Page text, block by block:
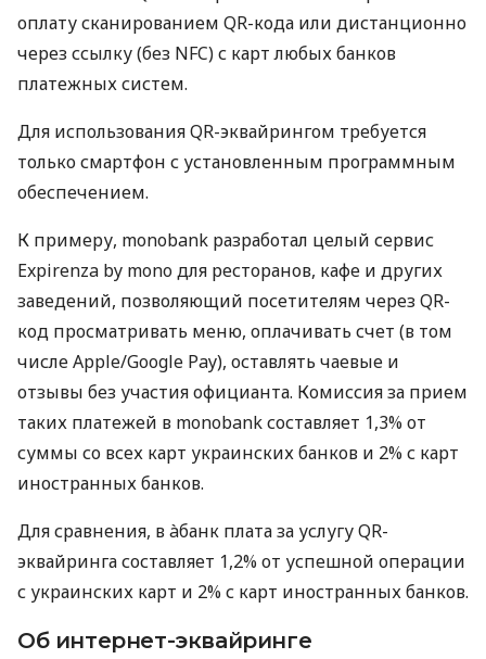
оплату сканированием QR-кода или дистанционно
через ссылку (без NFC) с карт любых банков
платежных систем.
Для использования QR-эквайрингом требуется
только смартфон с установленным программным
обеспечением.
К примеру, monobank разработал целый сервис
Expirenza by mono для ресторанов, кафе и других
заведений, позволяющий посетителям через QR-
код просматривать меню, оплачивать счет (в том
числе Apple/Google Pay), оставлять чаевые и
отзывы без участия официанта. Комиссия за прием
таких платежей в monobank составляет 1,3% от
суммы со всех карт украинских банков и 2% с карт
иностранных банков.
Для сравнения, в àбанк плата за услугу QR-
эквайринга составляет 1,2% от успешной операции
с украинских карт и 2% с карт иностранных банков.
Об интернет-эквайринге